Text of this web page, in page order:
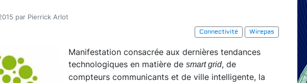
par Pierrick Arlot
Connectivité
Wirepas
Manifestation consacrée aux dernières tendances
technologiques en matière de smart grid, de
compteurs communicants et de ville intelligente, la